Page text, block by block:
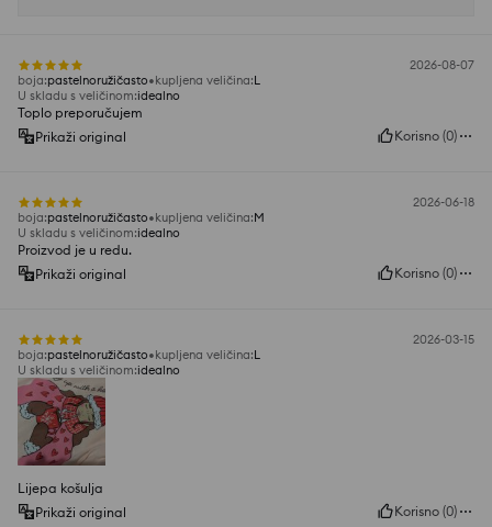
2026-08-07
boja:pastelnoružičasto kupljena veličina:L
U skladu s veličinom:idealno
Toplo preporučujem
Prikaži original
Korisno (0)
2026-06-18
boja:pastelnoružičasto kupljena veličina:M
U skladu s veličinom:idealno
Proizvod je u redu.
Prikaži original
Korisno (0)
2026-03-15
boja:pastelnoružičasto kupljena veličina:L
U skladu s veličinom:idealno
Lijepa košulja
Prikaži original
Korisno (0)